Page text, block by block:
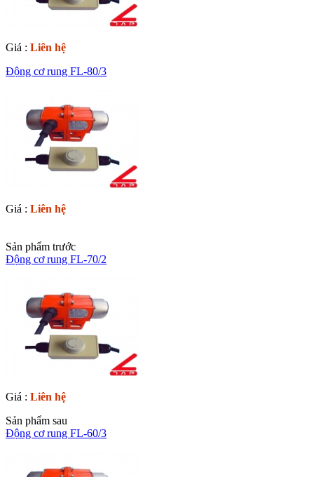
Giá : Liên hệ
Động cơ rung FL-80/3
Giá : Liên hệ
Sản phẩm trước
Động cơ rung FL-70/2
Giá : Liên hệ
Sản phẩm sau
Động cơ rung FL-60/3